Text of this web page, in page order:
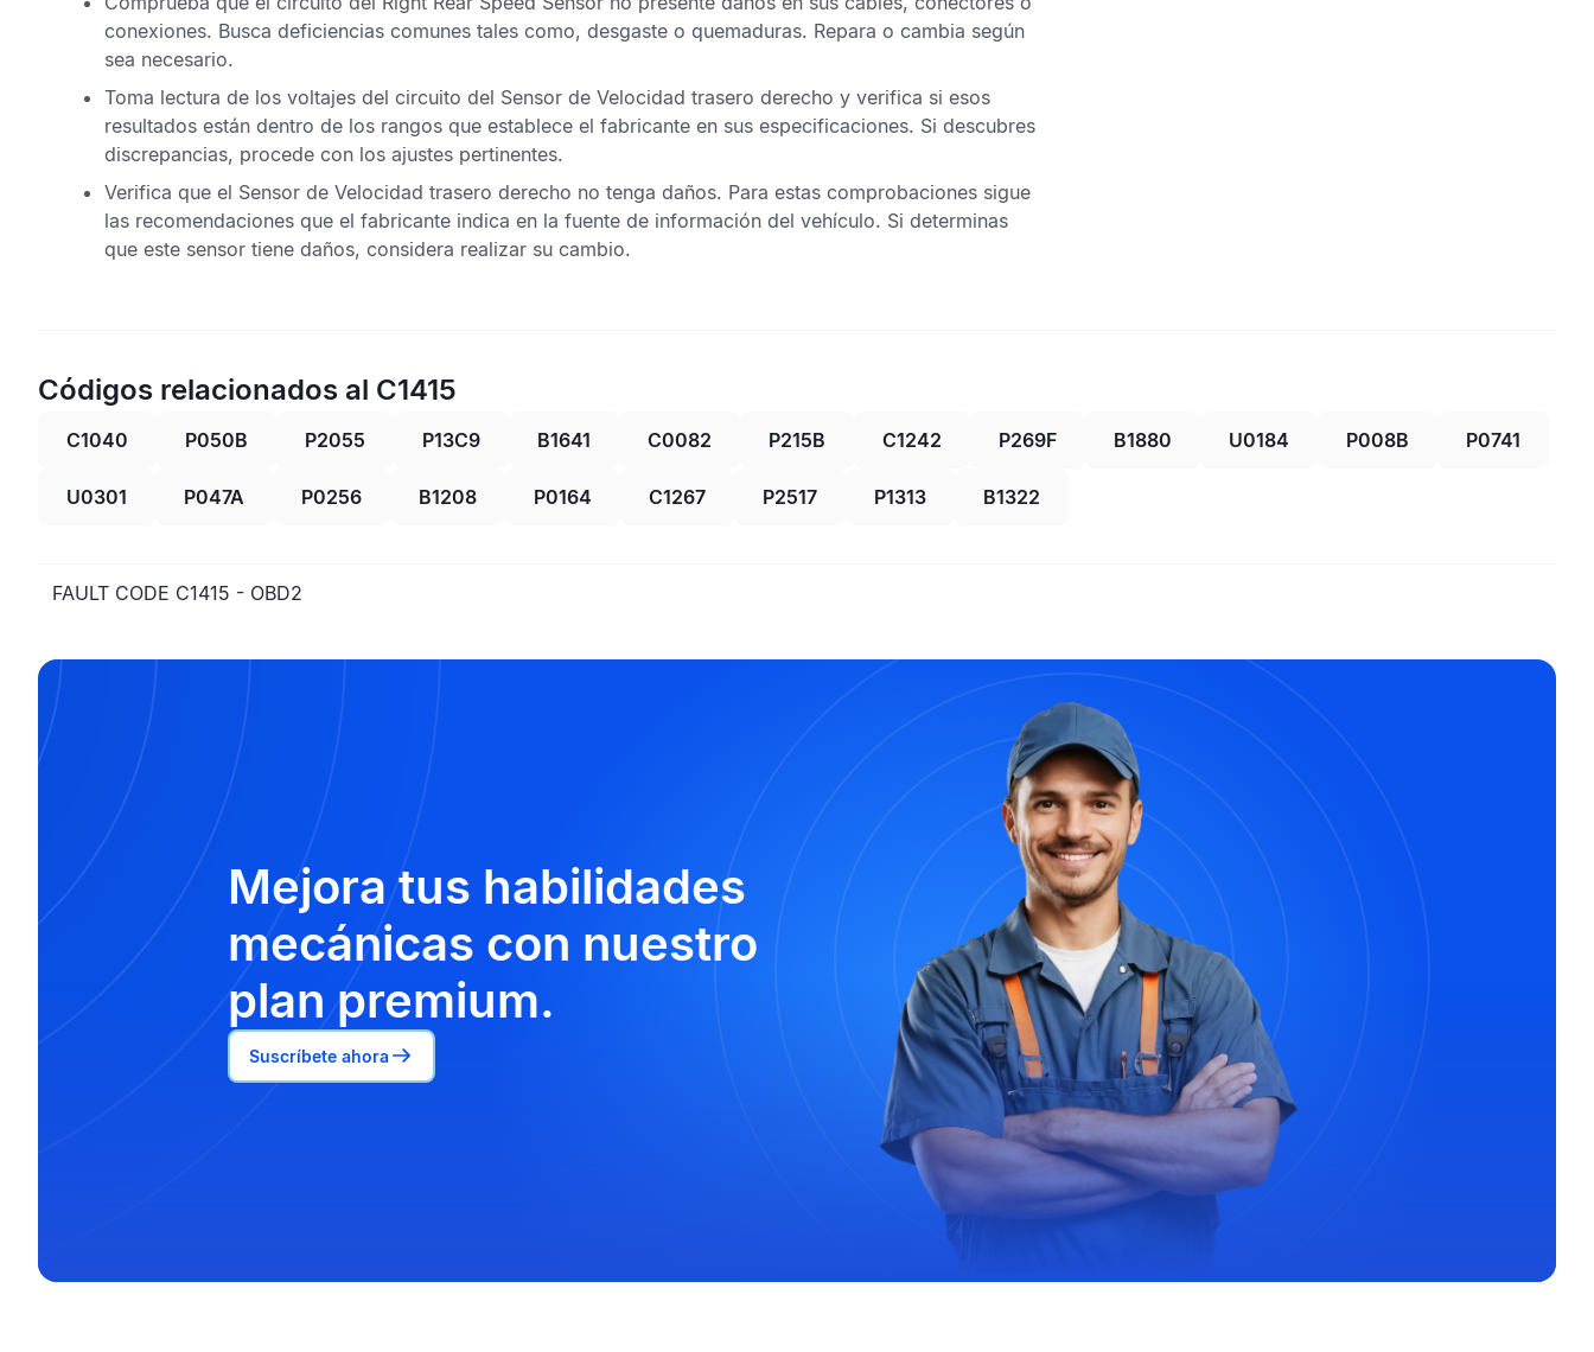
conexiones. Busca deficiencias comunes tales como, desgaste o quemaduras. Repara o cambia según
sea necesario.
Toma lectura de los voltajes del circuito del Sensor de Velocidad trasero derecho y verifica si esos
resultados están dentro de los rangos que establece el fabricante en sus especificaciones. Si descubres
discrepancias, procede con los ajustes pertinentes.
Verifica que el Sensor de Velocidad trasero derecho no tenga daños. Para estas comprobaciones sigue
las recomendaciones que el fabricante indica en la fuente de información del vehículo. Si determinas
que este sensor tiene daños, considera realizar su cambio.
Códigos relacionados al C1415
C1040 P050B P2055 P13C9 B1641 C0082 P215B C1242 P269F B1880 U0184 P008B P0741
U0301 P047A P0256 B1208 P0164 C1267 P2517 P1313 B1322
FAULT CODE C1415 - OBD2
Mejora tus habilidades
mecánicas con nuestro
plan premium.
Suscríbete ahora